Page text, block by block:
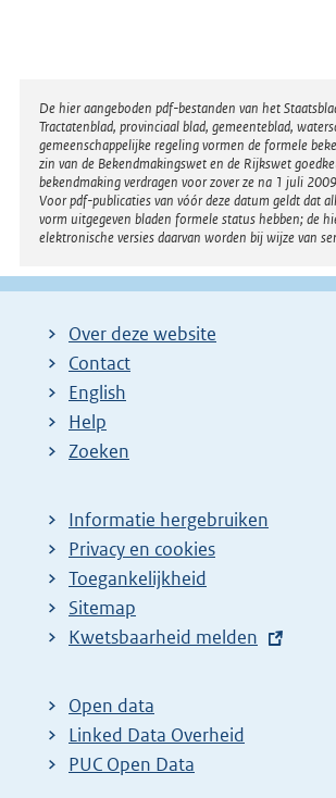
Disclaimer
De hier aangeboden pdf-bestanden van het
Tractatenblad, provinciaal blad, gemeenteblad,
gemeenschappelijke regeling vormen de formele
zin van de Bekendmakingswet en de Rijkswet
bekendmaking verdragen voor zover ze na 1 juli
Voor pdf-publicaties van vóór deze datum geldt dat
vorm uitgegeven bladen formele status hebben; de
elektronische versies daarvan worden bij wijze van
Over deze website
Contact
English
Help
Zoeken
Informatie hergebruiken
Privacy en cookies
Toegankelijkheid
Sitemap
E
t
e
r
Kwetsbaarheid melden
Open data
Linked Data Overheid
PUC Open Data